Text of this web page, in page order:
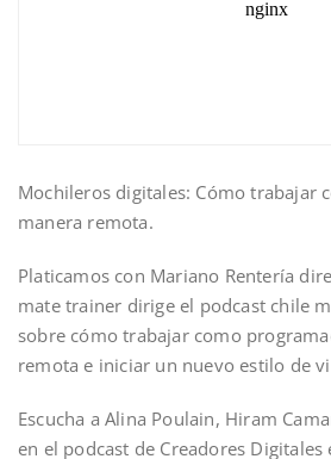
Mochileros digitales: Cómo trabajar
manera remota.
Platicamos con Mariano Rentería
mate trainer dirige el podcast chile
sobre cómo trabajar como
remota e iniciar un nuevo estilo de
Escucha a Alina Poulain, Hiram
en el podcast de Creadores